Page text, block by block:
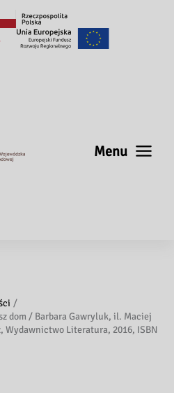
Menu
dom / Barbara Gawryluk, il. Maciej
Wydawnictwo Literatura, 2016, ISBN